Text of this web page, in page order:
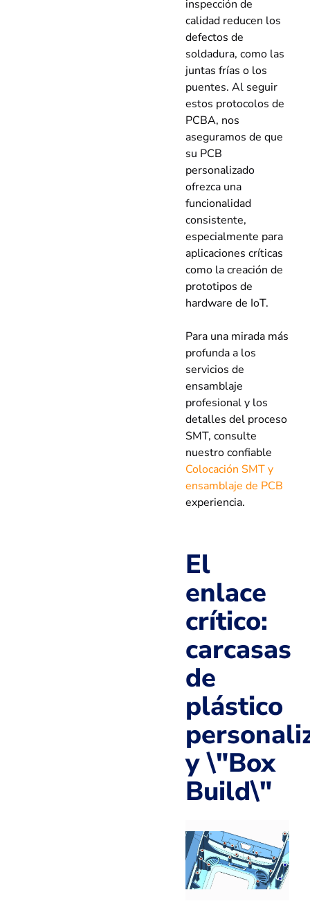
inspección de
calidad reducen los
defectos de
soldadura, como las
juntas frías o los
puentes. Al seguir
estos protocolos de
PCBA, nos
aseguramos de que
su PCB
personalizado
ofrezca una
funcionalidad
consistente,
especialmente para
aplicaciones críticas
como la creación de
prototipos de
hardware de IoT.
Para una mirada más
profunda a los
servicios de
ensamblaje
profesional y los
detalles del proceso
SMT, consulte
nuestro confiable
Colocación SMT y
ensamblaje de PCB
experiencia.
El
enlace
crítico:
carcasas
de
plástico
y \"Box
Build\"